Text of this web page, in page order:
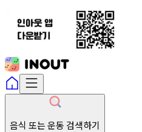
음식 또는 운동 검색하기